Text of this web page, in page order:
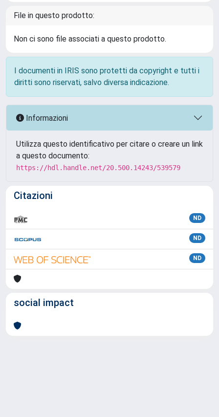
File in questo prodotto:
Non ci sono file associati a questo prodotto.
I documenti in IRIS sono protetti da copyright e tutti i
diritti sono riservati, salvo diversa indicazione.
Informazioni
Utilizza questo identificativo per citare o creare un link
a questo documento:
https://hdl.handle.net/20.500.14243/539579
Citazioni
ND
ND
ND
social impact